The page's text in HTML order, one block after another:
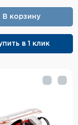
В корзину
в 1 клик